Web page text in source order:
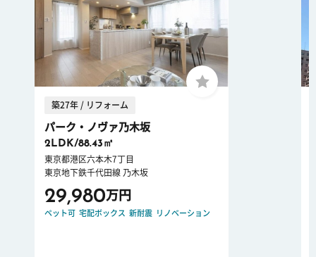
築27年 / リフォーム
パーク・ノヴァ乃木坂
2LDK/88.43㎡
東京都港区六本木7丁目
東京地下鉄千代田線 乃木坂
29,980万円
ペット可 宅配ボックス 新耐震 リノベーション